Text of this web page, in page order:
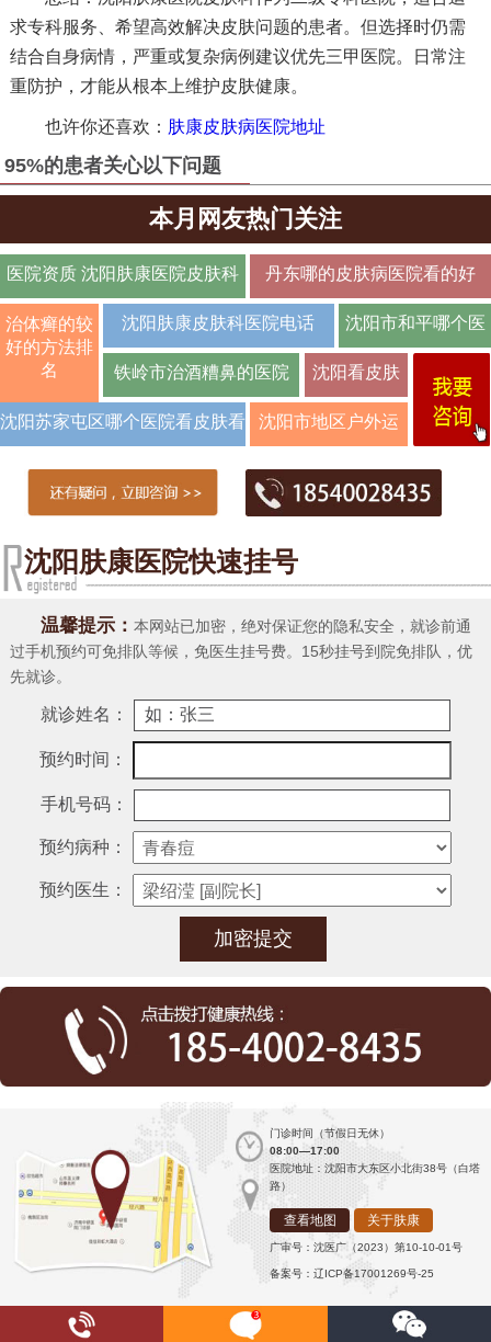
求专科服务、希望高效解决皮肤问题的患者。但选择时仍需
结合自身病情，严重或复杂病例建议优先三甲医院。日常注
重防护，才能从根本上维护皮肤健康。
也许你还喜欢： 肤康皮肤病医院地址
95%的患者关心以下问题
本月网友热门关注
医院资质 沈阳肤康医院皮肤科
口碑如何
丹东哪的皮肤病医院看的好
治体癣的较
好的方法排
名
沈阳肤康皮肤科医院电话 沈阳市和平哪个医
院治疗
铁岭市治酒糟鼻的医院 沈阳看皮肤
病如何预约
医
沈阳苏家屯区哪个医院看皮肤看 沈阳市地区户外运
沈阳肤康医院快速挂号
温馨提示： 本网站已加密，绝对保证您的隐私安全，就诊前通
过手机预约可免排队等候，免医生挂号费。15秒挂号到院免排队，优
先就诊。
就诊姓名：
预约时间：
手机号码：
预约病种：
预约医生：
门诊时间（节假日无休）
08:00—17:00
医院地址：沈阳市大东区小北街38号（白塔
路）
查看地图 关于肤康
广审号：沈医广（2023）第10-10-01号
备案号：辽ICP备17001269号-25